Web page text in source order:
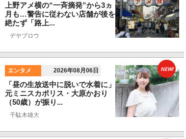
上野アメ横の“一斉摘発”から3ヵ
月も…警告に従わない店舗が後を
絶たず「路上...
デヤブロウ
エンタメ 2026年08月06日
「昼の生放送中に脱いで水着に」
元ミニスカポリス・大原かおり
（50歳）が振り...
千駄木雄大
NEW!